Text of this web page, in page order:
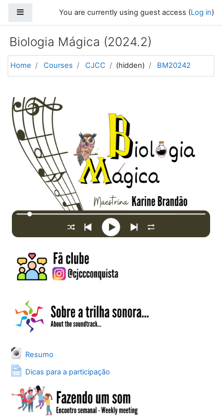
Side panelYou are currently using guest access (Log in)
Biologia Mágica (2024.2)
Home Courses CJCC (hidden) BM20242
Topic outline
Resumo
File
Dicas para a participação
Page